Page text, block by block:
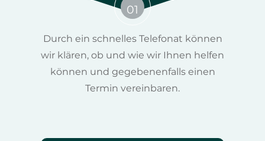
01
Durch ein schnelles Telefonat können
wir klären, ob und wie wir Ihnen helfen
können und gegebenenfalls einen
Termin vereinbaren.